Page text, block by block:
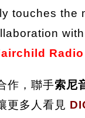
touches
with
Radio
作，聯手索尼
更多人看見